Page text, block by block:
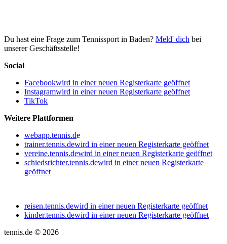
Du hast eine Frage zum Tennissport in Baden? Meld' dich bei
unserer Geschäftsstelle!
Social
Facebookwird in einer neuen Registerkarte geöffnet
Instagramwird in einer neuen Registerkarte geöffnet
TikTok
Weitere Plattformen
webapp.tennis.de
trainer.tennis.dewird in einer neuen Registerkarte geöffnet
vereine.tennis.dewird in einer neuen Registerkarte geöffnet
schiedsrichter.tennis.dewird in einer neuen Registerkarte
geöffnet
reisen.tennis.dewird in einer neuen Registerkarte geöffnet
kinder.tennis.dewird in einer neuen Registerkarte geöffnet
tennis.de © 2026